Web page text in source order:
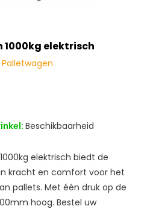
elektrisch
Palletwagen
Beschikbaarheid
elektrisch biedt de
kracht en comfort voor het
pallets. Met één druk op de
hoog. Bestel uw